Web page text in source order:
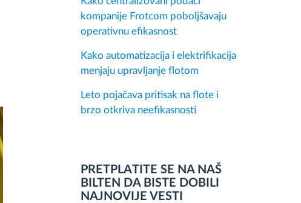
kompanije Frotcom poboljšavaju
operativnu efikasnost
Kako automatizacija i elektrifikacija
menjaju upravljanje flotom
Leto pojačava pritisak na flote i
brzo otkriva neefikasnosti
PRETPLATITE SE NA NAŠ
BILTEN DA BISTE DOBILI
NAJNOVIJE VESTI